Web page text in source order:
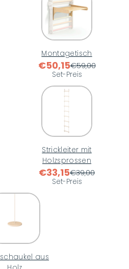
Montagetisch
€50,15€59,00
Set-Preis
Strickleiter mit
Holzsprossen
€33,15€39,00
Set-Preis
aus